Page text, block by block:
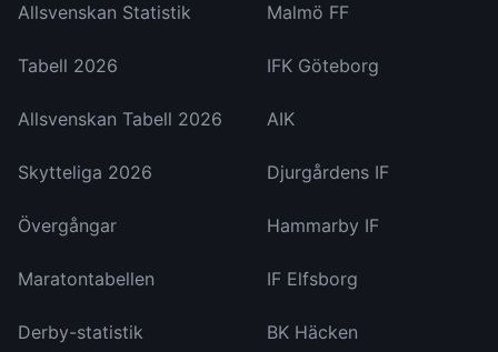
Allsvenskan Statistik
Tabell 2026
Allsvenskan Tabell 2026
Skytteliga 2026
Övergångar
Maratontabellen
Derby-statistik
Malmö FF
IFK Göteborg
AIK
Djurgårdens IF
Hammarby IF
IF Elfsborg
BK Häcken